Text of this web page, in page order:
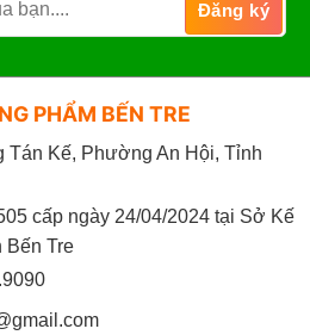
PHẨM BẾN TRE
Tán Kế, Phường An Hội, Tỉnh
cấp ngày 24/04/2024 tại Sở Kế
Bến Tre